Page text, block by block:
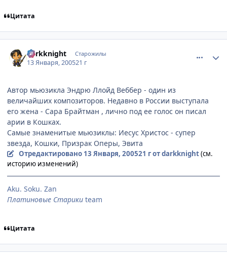
Цитата
darkknight Старожилы
13 Января, 200521 г
Автор мьюзикла Эндрю Ллойд Веббер - один из
величайших композиторов. Недавно в России выступала
его жена - Сара Брайтман , лично под ее голос он писал
арии в Кошках.
Самые знаменитые мьюзиклы: Иесус Христос - супер
звезда, Кошки, Призрак Оперы, Эвита
Отредактировано 13 Января, 200521 гот darkknight(см.
историю изменений)
Aku. Soku. Zan
Платиновые Старики team
Цитата